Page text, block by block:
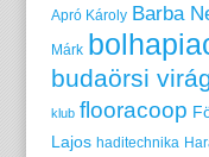
Apró Károly Barba
Márk
budaörsi
klub flooracoop
Lajos haditechnika